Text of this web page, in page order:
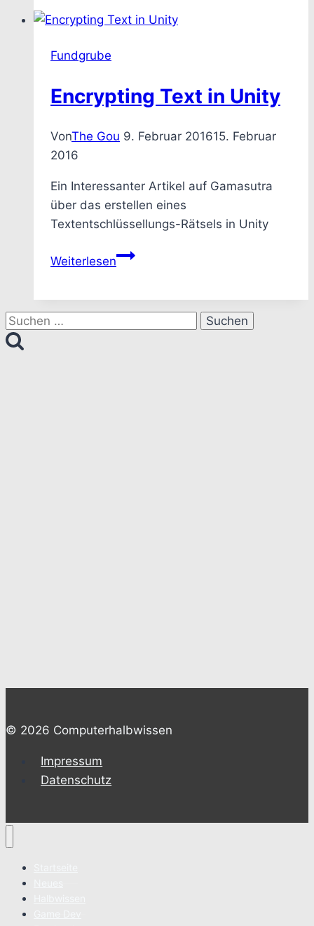
Tools
Schriften
Fundgrube
Encrypting Text in Unity
VonThe Gou 9. Februar 201615. Februar
2016
Ein Interessanter Artikel auf Gamasutra
über das erstellen eines
Textentschlüssellungs-Rätsels in Unity
WeiterlesenEncrypting
Unity
Suchen
nach:
© 2026 Computerhalbwissen
Impressum
Datenschutz